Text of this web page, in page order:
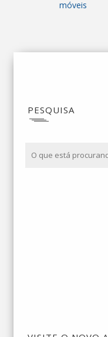
móveis
PESQUISA